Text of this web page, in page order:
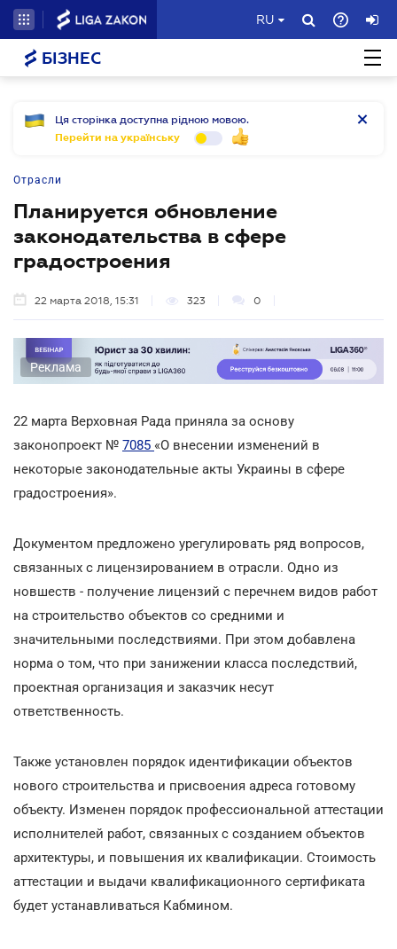
RU
БІЗНЕС
Ця сторінка доступна рідною мовою.
Перейти на українську
Отрасли
Планируется обновление
законодательства в сфере
градостроения
22 марта 2018, 15:31 323 0
Реклама
22 марта Верховная Рада приняла за основу
законопроект № 7085 «О внесении изменений в
некоторые законодательные акты Украины в сфере
градостроения».
Документом предложено урегулировать ряд вопросов,
связанных с лицензированием в отрасли. Одно из
новшеств - получение лицензий с перечнем видов работ
на строительство объектов со средними и
значительными последствиями. При этом добавлена
норма о том, что при занижении класса последствий,
проектная организация и заказчик несут
ответственность.
Также установлен порядок идентификации объектов
нового строительства и присвоения адреса готовому
объекту. Изменен порядок профессиональной аттестации
исполнителей работ, связанных с созданием объектов
архитектуры, и повышения их квалификации. Стоимость
аттестации и выдачи квалификационного сертификата
будет устанавливаться Кабмином.